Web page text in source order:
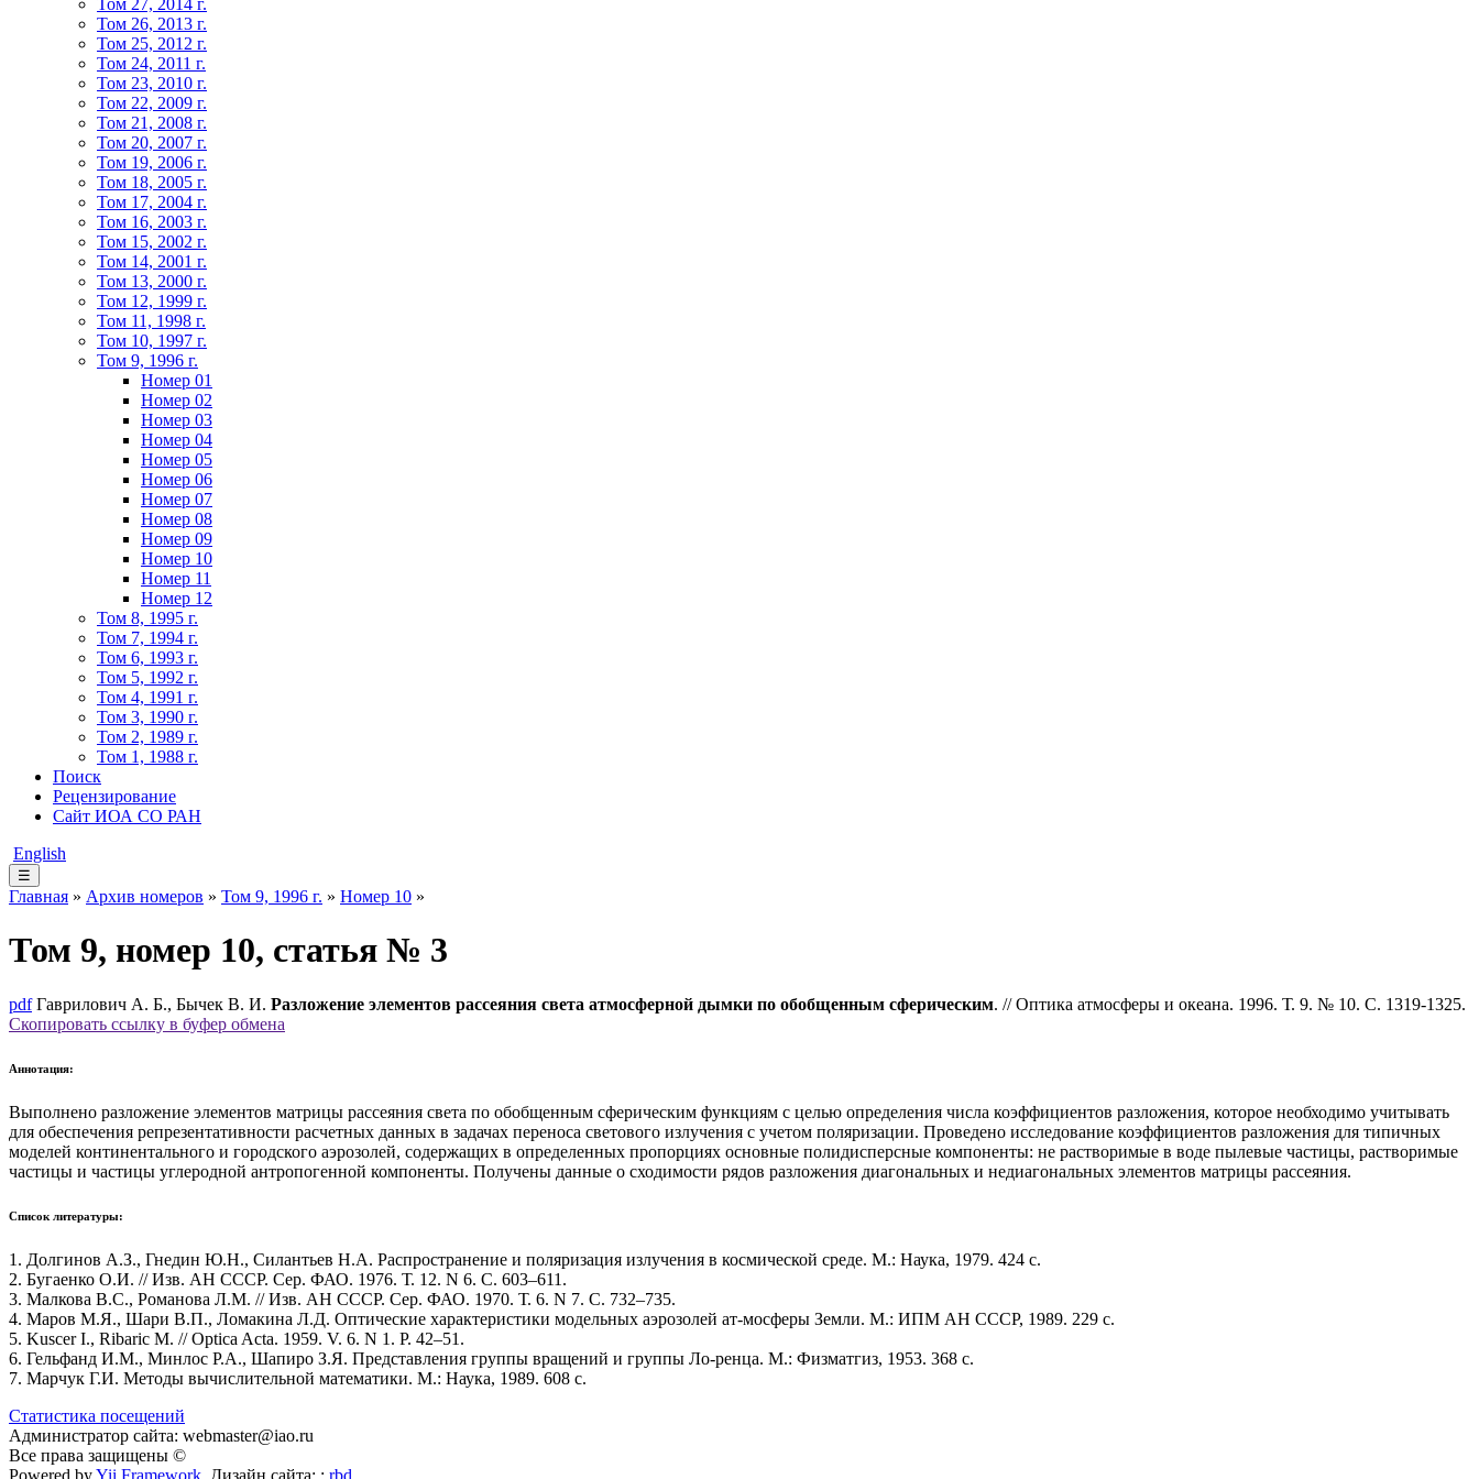
Том 27, 2014 г.
Том 26, 2013 г.
Том 25, 2012 г.
Том 24, 2011 г.
Том 23, 2010 г.
Том 22, 2009 г.
Том 21, 2008 г.
Том 20, 2007 г.
Том 19, 2006 г.
Том 18, 2005 г.
Том 17, 2004 г.
Том 16, 2003 г.
Том 15, 2002 г.
Том 14, 2001 г.
Том 13, 2000 г.
Том 12, 1999 г.
Том 11, 1998 г.
Том 10, 1997 г.
Том 9, 1996 г.
Номер 01
Номер 02
Номер 03
Номер 04
Номер 05
Номер 06
Номер 07
Номер 08
Номер 09
Номер 10
Номер 11
Номер 12
Том 8, 1995 г.
Том 7, 1994 г.
Том 6, 1993 г.
Том 5, 1992 г.
Том 4, 1991 г.
Том 3, 1990 г.
Том 2, 1989 г.
Том 1, 1988 г.
Поиск
Рецензирование
Сайт ИОА СО РАН
English
☰
Главная » Архив номеров » Том 9, 1996 г. » Номер 10 »
Том 9, номер 10, статья № 3
pdf Гаврилович А. Б., Бычек В. И. Разложение элементов рассеяния света атмосферной дымки по обобщенным сферическим. // Оптика атмосферы и океана. 1996. Т. 9. № 10. С. 1319-1325.
Скопировать ссылку в буфер обмена
Аннотация:
Выполнено разложение элементов матрицы рассеяния света по обобщенным сферическим функциям с целью определения числа коэффициентов разложения, которое необходимо учитывать
для обеспечения репрезентативности расчетных данных в задачах переноса светового излучения с учетом поляризации. Проведено исследование коэффициентов разложения для типичных
моделей континентального и городского аэрозолей, содержащих в определенных пропорциях основные полидисперсные компоненты: не растворимые в воде пылевые частицы, растворимые
частицы и частицы углеродной антропогенной компоненты. Получены данные о сходимости рядов разложения диагональных и недиагональных элементов матрицы рассеяния.
Список литературы:
1. Долгинов А.З., Гнедин Ю.Н., Силантьев Н.А. Распространение и поляризация излучения в космической среде. М.: Наука, 1979. 424 с.
2. Бугаенко О.И. // Изв. АН СССР. Сер. ФАО. 1976. Т. 12. N 6. С. 603–611.
3. Малкова В.С., Романова Л.М. // Изв. АН СССР. Сер. ФАО. 1970. Т. 6. N 7. С. 732–735.
4. Маров М.Я., Шари В.П., Ломакина Л.Д. Оптические характеристики модельных аэрозолей ат-мосферы Земли. М.: ИПМ АН СССР, 1989. 229 с.
5. Kuscer I., Ribaric M. // Optica Acta. 1959. V. 6. N 1. P. 42–51.
6. Гельфанд И.М., Минлос Р.А., Шапиро З.Я. Представления группы вращений и группы Ло-ренца. М.: Физматгиз, 1953. 368 c.
7. Марчук Г.И. Методы вычислительной математики. М.: Наука, 1989. 608 с.
Статистика посещений
Администратор сайта: webmaster@iao.ru
Все права защищены ©
Powered byYii Framework Дизайн сайта: : rbd